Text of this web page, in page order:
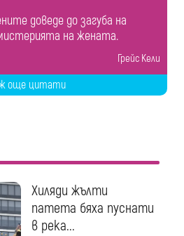
доведе до загуба на
на жената.
Грейс Кели
още цитати
Хиляди жълти
патета бяха пуснати
в река...